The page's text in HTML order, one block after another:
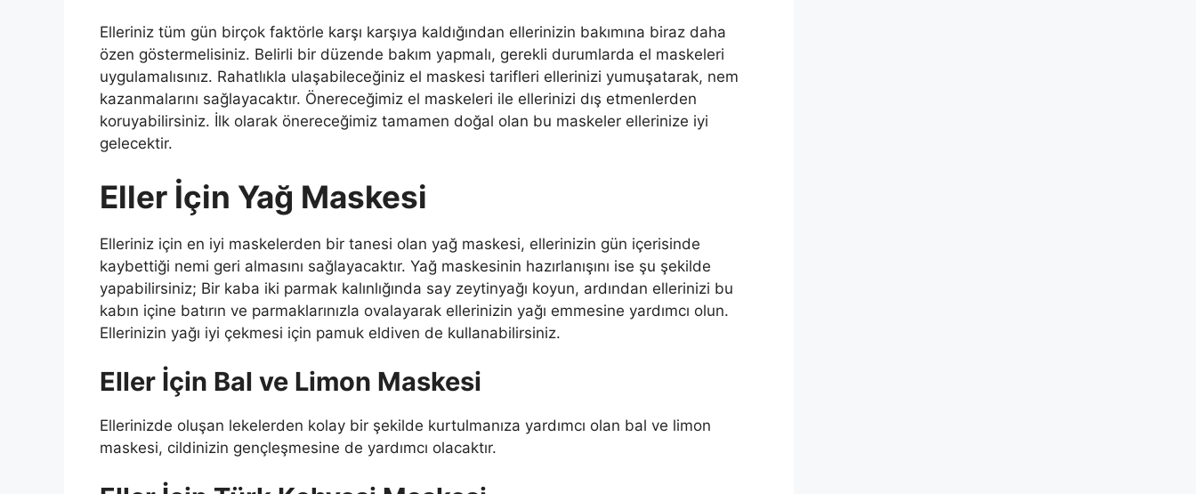
Elleriniz tüm gün birçok faktörle karşı karşıya kaldığından ellerinizin bakımına biraz daha
özen göstermelisiniz. Belirli bir düzende bakım yapmalı, gerekli durumlarda el maskeleri
uygulamalısınız. Rahatlıkla ulaşabileceğiniz el maskesi tarifleri ellerinizi yumuşatarak, nem
kazanmalarını sağlayacaktır. Önereceğimiz el maskeleri ile ellerinizi dış etmenlerden
koruyabilirsiniz. İlk olarak önereceğimiz tamamen doğal olan bu maskeler ellerinize iyi
gelecektir.
Eller İçin Yağ Maskesi
Elleriniz için en iyi maskelerden bir tanesi olan yağ maskesi, ellerinizin gün içerisinde
kaybettiği nemi geri almasını sağlayacaktır. Yağ maskesinin hazırlanışını ise şu şekilde
yapabilirsiniz; Bir kaba iki parmak kalınlığında say zeytinyağı koyun, ardından ellerinizi bu
kabın içine batırın ve parmaklarınızla ovalayarak ellerinizin yağı emmesine yardımcı olun.
Ellerinizin yağı iyi çekmesi için pamuk eldiven de kullanabilirsiniz.
Eller İçin Bal ve Limon Maskesi
Ellerinizde oluşan lekelerden kolay bir şekilde kurtulmanıza yardımcı olan bal ve limon
maskesi, cildinizin gençleşmesine de yardımcı olacaktır.